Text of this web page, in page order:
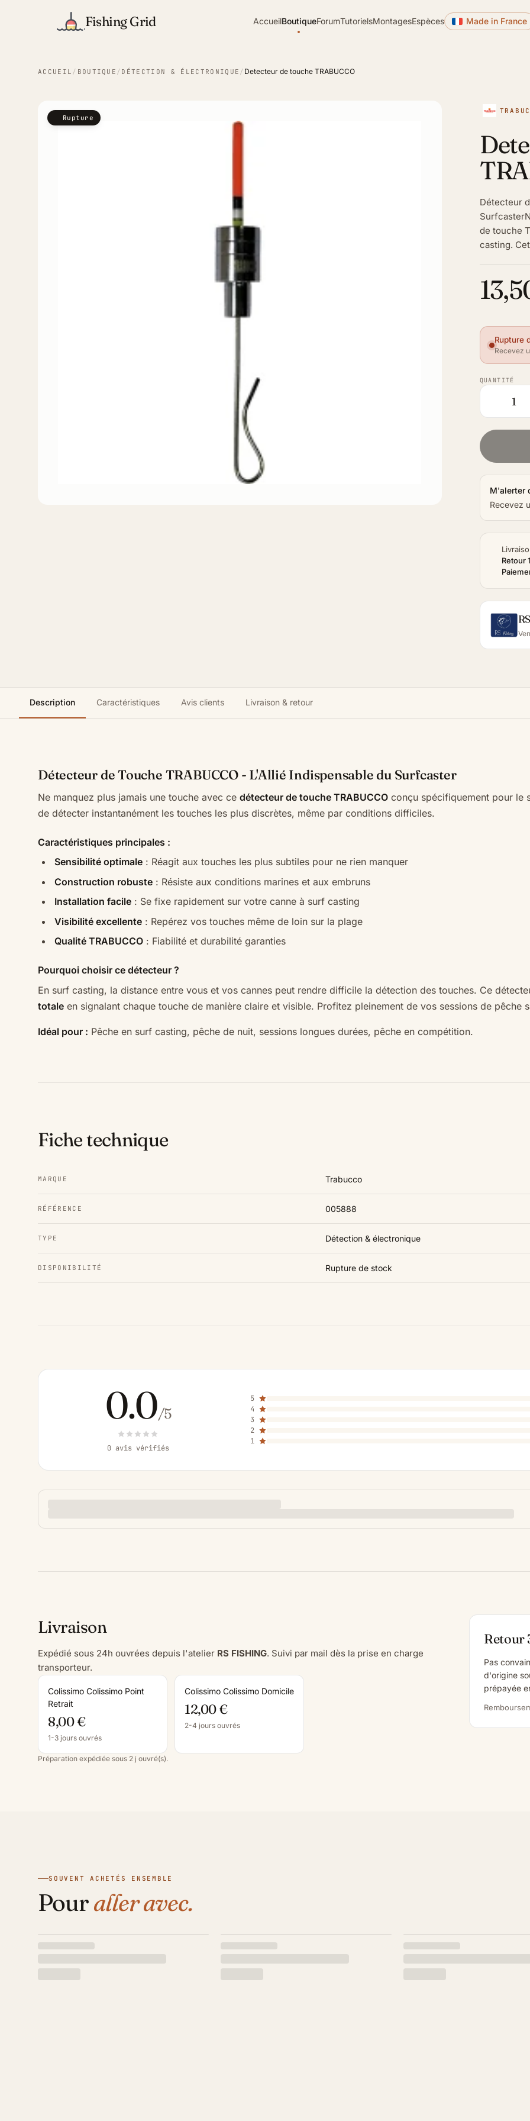
Fishing Grid AccueilBoutiqueForumTutorielsMontagesEspèces Made in France
ACCUEIL / BOUTIQUE / DÉTECTION & ÉLECTRONIQUE / Detecteur de touche TRABUCCO
Rupture
Détecteur
de touche
casting.
Rupture
Recevez
QUANTITÉ
M'alerter
Recevez
Retour
Description Caractéristiques Avis clients Livraison & retour
Détecteur de Touche TRABUCCO - L'Allié Indispensable du Surfcaster
Ne manquez plus jamais une touche avec ce détecteur de touche TRABUCCO conçu spécifiquement pour le
de détecter instantanément les touches les plus discrètes, même par conditions difficiles.
Caractéristiques principales :
Sensibilité optimale : Réagit aux touches les plus subtiles pour ne rien manquer
Construction robuste : Résiste aux conditions marines et aux embruns
Installation facile : Se fixe rapidement sur votre canne à surf casting
Visibilité excellente : Repérez vos touches même de loin sur la plage
Qualité TRABUCCO : Fiabilité et durabilité garanties
Pourquoi choisir ce détecteur ?
En surf casting, la distance entre vous et vos cannes peut rendre difficile la détection des touches. Ce
totale en signalant chaque touche de manière claire et visible. Profitez pleinement de vos sessions de pêche
Idéal pour : Pêche en surf casting, pêche de nuit, sessions longues durées, pêche en compétition.
Fiche technique
MARQUE Trabucco
RÉFÉRENCE 005888
TYPE Détection & électronique
DISPONIBILITÉ Rupture de stock
0.0/5
0 avis vérifiés
5
4
3
2
1
Livraison
Expédié sous 24h ouvrées depuis l'atelier RS FISHING. Suivi par mail dès la prise en charge
transporteur.
Colissimo Colissimo Point
Retrait
8,00 €
1-3 jours ouvrés
Colissimo Colissimo Domicile
12,00 €
2-4 jours ouvrés
Préparation expédiée sous 2 j ouvré(s).
Retour
Pas
d'origine
prépayée
SOUVENT ACHETÉS ENSEMBLE
Pouraller avec.